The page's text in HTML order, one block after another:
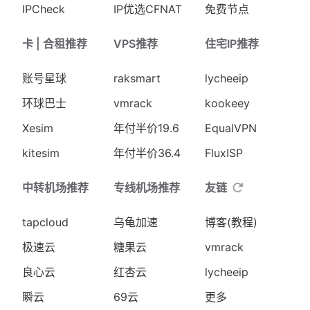
IPCheck IP优选CFNAT 免费节点
卡 | 合租推荐
账号星球
环球巴士
Xesim
kitesim
VPS推荐
raksmart
vmrack
年付半价19.6
年付半价36.4
住宅IP推荐
lycheeip
kookeey
EqualVPN
FluxISP
中转机场推荐
tapcloud
极速云
良心云
瞬云
专线机场推荐
乌龟加速
糖果云
红杏云
69云
友链
博客(教程)
vmrack
lycheeip
更多